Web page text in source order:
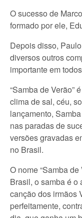
O sucesso de
formado por ele,
Depois disso,
diversos outros
importante em
“Samba de Verão”
clima de sal, céu,
lançamento,
nas paradas de
versões gravadas
no Brasil.
O nome “Samba
Brasil, o samba é o
canção dos irmãos
perfeitamente,